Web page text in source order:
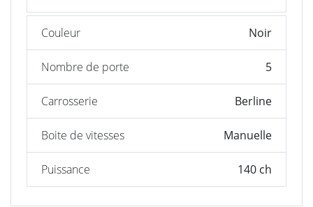
Couleur Noir
Nombre de porte 5
Carrosserie Berline
Boite de vitesses Manuelle
Puissance 140 ch